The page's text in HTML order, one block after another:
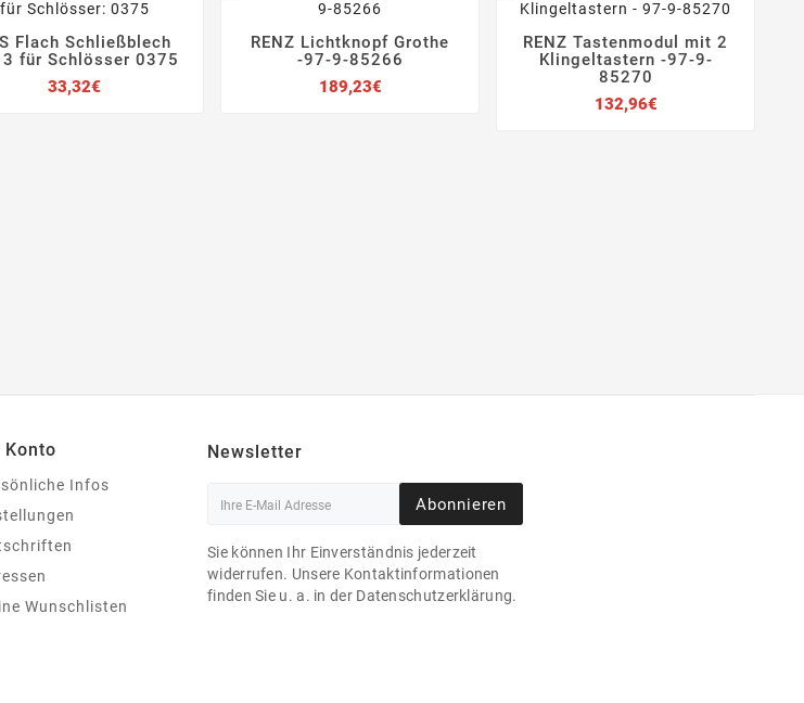
  
Flach Schließblech
für Schlösser 0375
33,32€
 
RENZ Lichtknopf Grothe
-97-9-85266
189,23€Preis
   
RENZ Tastenmodul mit 2
Klingeltastern -97-9-
85270
132,96€Preis
Konto
Infos
Wunschlisten
Newsletter
Abonnieren
Sie können Ihr Einverständnis jederzeit
widerrufen. Unsere Kontaktinformationen
finden Sie u. a. in der Datenschutzerklärung.